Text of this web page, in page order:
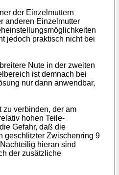
der Einzelmuttern
anderen Einzelmutter
jedoch praktisch nicht bei
Nute in der zweiten
ist demnach bei
nur dann anwendbar,
verbinden, der am
hohen Teile-
Gefahr, daß die
geschlitzter Zwischenring 9
hieran sind
der zusätzliche